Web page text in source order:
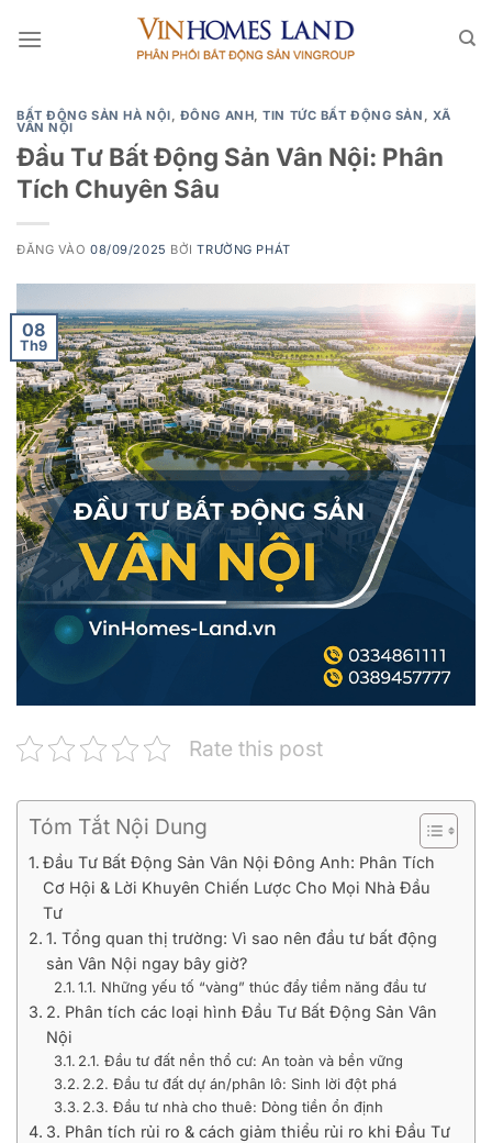
qua
BẤT ĐỘNG SẢN HÀ NỘI, ĐÔNG ANH,TIN TỨC BẤT ĐỘNG SẢN , XÃ
VÂN NỘI
Đầu Tư Bất Động Sản Vân Nội: Phân
Tích Chuyên Sâu
ĐĂNG VÀO08/09/2025 BỞITRƯỜNG PHÁT
08
Th9
Rate this post
Tóm Tắt Nội Dung
Đầu Tư Bất Động Sản Vân Nội Đông Anh: Phân Tích
Cơ Hội & Lời Khuyên Chiến Lược Cho Mọi Nhà Đầu
Tư
1. Tổng quan thị trường: Vì sao nên đầu tư bất động
sản Vân Nội ngay bây giờ?
1.1. Những yếu tố “vàng” thúc đẩy tiềm năng đầu tư
2. Phân tích các loại hình Đầu Tư Bất Động Sản Vân
Nội
2.1. Đầu tư đất nền thổ cư: An toàn và bền vững
2.2. Đầu tư đất dự án/phân lô: Sinh lời đột phá
2.3. Đầu tư nhà cho thuê: Dòng tiền ổn định
3. Phân tích rủi ro & cách giảm thiểu rủi ro khi Đầu Tư